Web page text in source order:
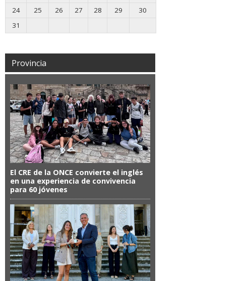
24
25 26 27 28 29
30
31
Provincia
El CRE de la ONCE convierte el inglés
en una experiencia de convivencia
para 60 jóvenes